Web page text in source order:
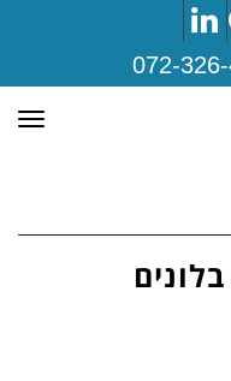
LinkedIn
072-